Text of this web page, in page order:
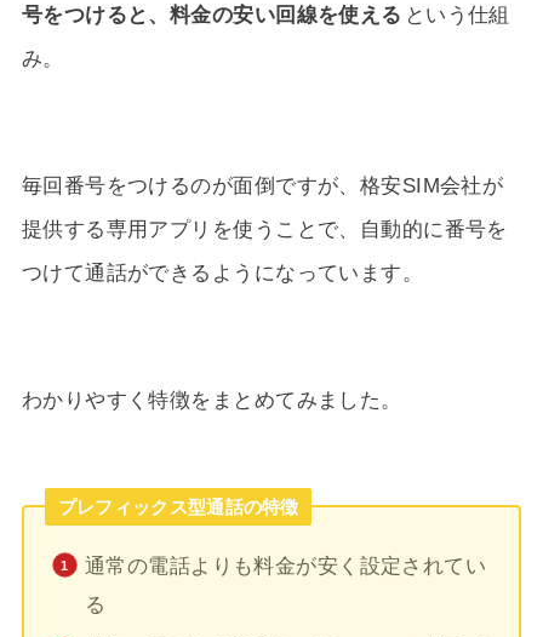
号をつけると、料金の安い回線を使える という仕組
み。
毎回番号をつけるのが面倒ですが、格安SIM会社が
提供する専用アプリを使うことで、自動的に番号を
つけて通話ができるようになっています。
わかりやすく特徴をまとめてみました。
プレフィックス型通話の特徴
通常の電話よりも料金が安く設定されてい
る